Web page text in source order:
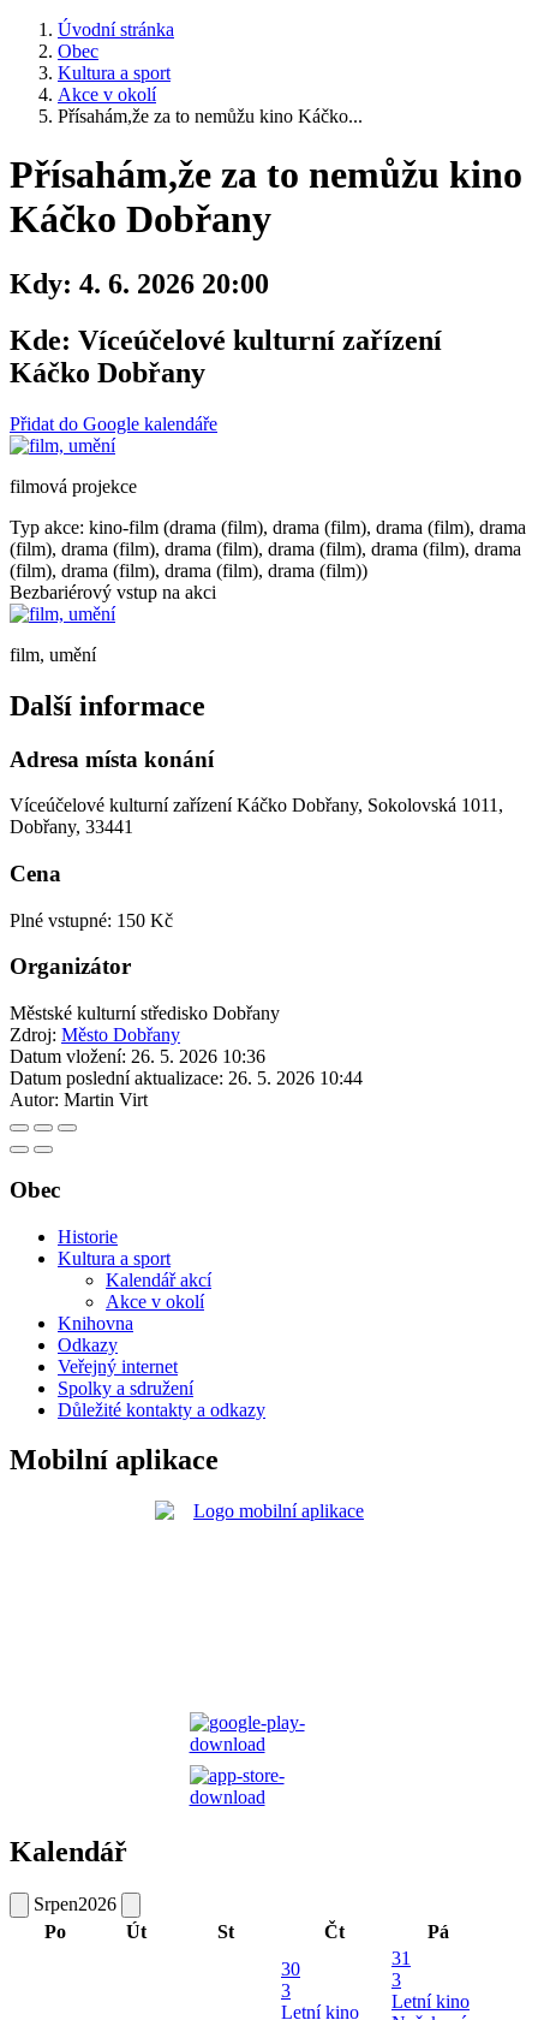
Úvodní stránka
Obec
Kultura a sport
Akce v okolí
Přísahám,že za to nemůžu kino Káčko...
Přísahám,že za to nemůžu kino
Káčko Dobřany
Kdy: 4. 6. 2026 20:00
Kde: Víceúčelové kulturní zařízení
Káčko Dobřany
Přidat do Google kalendáře
filmová projekce
Typ akce: kino-film (drama (film), drama (film), drama (film), drama
(film), drama (film), drama (film), drama (film), drama (film), drama
(film), drama (film), drama (film), drama (film))
Bezbariérový vstup na akci
film, umění
Další informace
Adresa místa konání
Víceúčelové kulturní zařízení Káčko Dobřany, Sokolovská 1011,
Dobřany, 33441
Cena
Plné vstupné: 150 Kč
Organizátor
Městské kulturní středisko Dobřany
Zdroj: Město Dobřany
Datum vložení: 26. 5. 2026 10:36
Datum poslední aktualizace: 26. 5. 2026 10:44
Autor: Martin Virt
Obec
Historie
Kultura a sport
Kalendář akcí
Akce v okolí
Knihovna
Odkazy
Veřejný internet
Spolky a sdružení
Důležité kontakty a odkazy
Mobilní aplikace
Kalendář
Srpen2026
Po
Út St Čt
Pá
30
3
Letní kino
31
3
Letní kino